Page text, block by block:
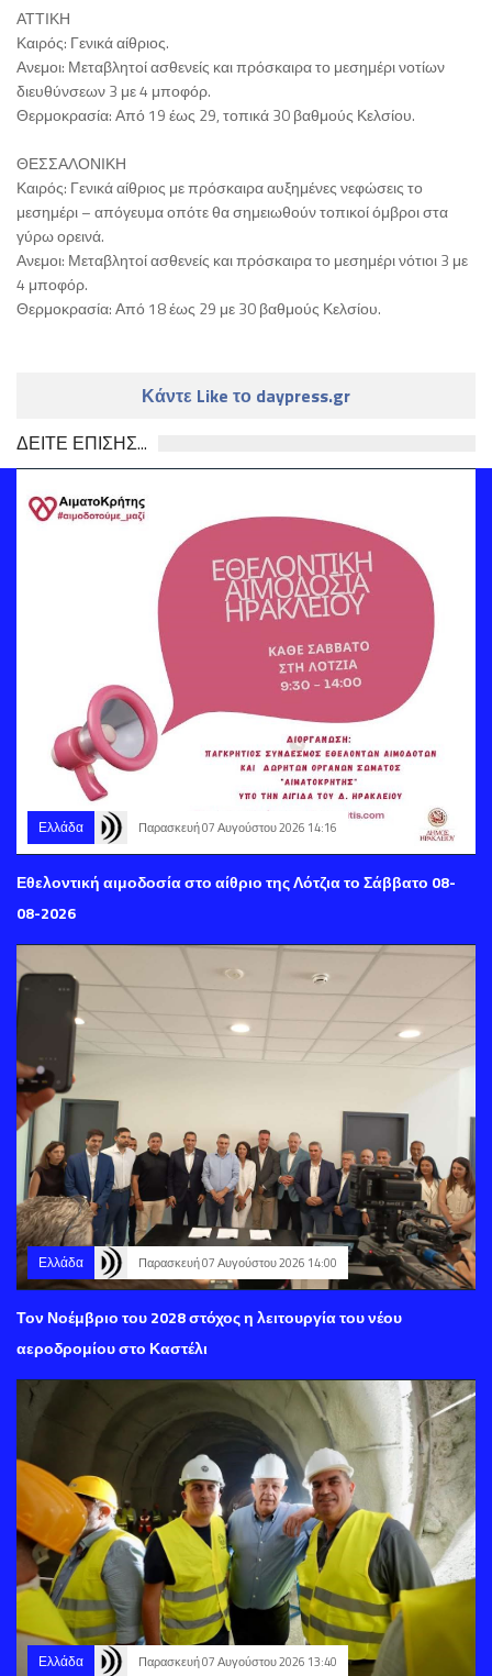
ΑΤΤΙΚΗ
Καιρός: Γενικά αίθριος.
Ανεμοι: Μεταβλητοί ασθενείς και πρόσκαιρα το μεσημέρι νοτίων
διευθύνσεων 3 με 4 μποφόρ.
Θερμοκρασία: Από 19 έως 29, τοπικά 30 βαθμούς Κελσίου.
ΘΕΣΣΑΛΟΝΙΚΗ
Καιρός: Γενικά αίθριος με πρόσκαιρα αυξημένες νεφώσεις το
μεσημέρι – απόγευμα οπότε θα σημειωθούν τοπικοί όμβροι στα
γύρω ορεινά.
Ανεμοι: Μεταβλητοί ασθενείς και πρόσκαιρα το μεσημέρι νότιοι 3 με
4 μποφόρ.
Θερμοκρασία: Από 18 έως 29 με 30 βαθμούς Κελσίου.
Κάντε Like το daypress.gr
ΔΕΙΤΕ ΕΠΙΣΗΣ...
Ελλάδα Παρασκευή 07 Αυγούστου 2026 14:16
Εθελοντική αιμοδοσία στο αίθριο της Λότζια το Σάββατο 08-
08-2026
Ελλάδα Παρασκευή 07 Αυγούστου 2026 14:00
Τον Νοέμβριο του 2028 στόχος η λειτουργία του νέου
αεροδρομίου στο Καστέλι
Ελλάδα Παρασκευή 07 Αυγούστου 2026 13:40